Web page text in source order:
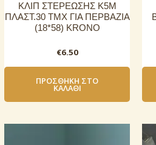
ΚΛΙΠ ΣΤΕΡΕΩΣΗΣ K5M
ΠΛΑΣΤ.30 ΤΜΧ ΓΙΑ ΠΕΡΒΑΖΙΑ
(18*58) KRONO
€6.50
ΠΡΟΣΘΉΚΗ ΣΤΟ
ΚΑΛΆΘΙ